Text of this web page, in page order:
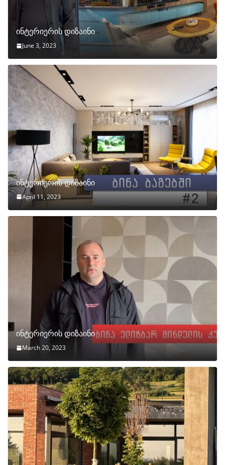
ინტერიერის დიზაინი
June 3, 2023
ინტერიერის დიზაინი
April 11, 2023
ინტერიერის დიზაინი
March 20, 2023